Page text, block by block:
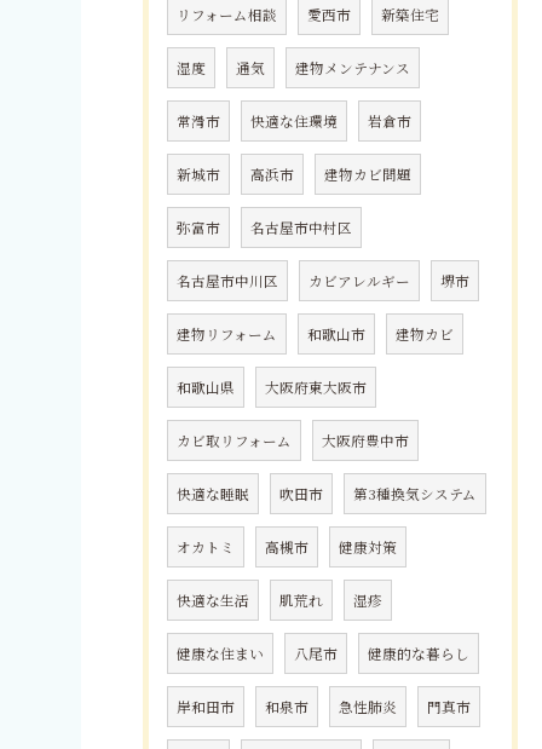
リフォーム相談 愛西市 新築住宅
湿度 通気 建物メンテナンス
常滑市 快適な住環境 岩倉市
新城市 高浜市 建物カビ問題
弥富市 名古屋市中村区
名古屋市中川区 カビアレルギー 堺市
建物リフォーム 和歌山市 建物カビ
和歌山県 大阪府東大阪市
カビ取リフォーム 大阪府豊中市
快適な睡眠 吹田市 第3種換気システム
オカトミ 高槻市 健康対策
快適な生活 肌荒れ 湿疹
健康な住まい 八尾市 健康的な暮らし
岸和田市 和泉市 急性肺炎 門真市